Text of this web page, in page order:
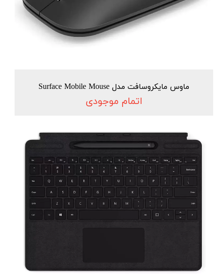
ماوس مایکروسافت مدل Surface Mobile Mouse
اتمام موجودی